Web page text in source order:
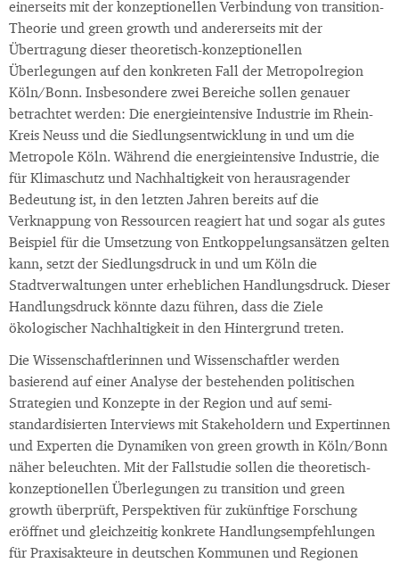
einerseits mit der konzeptionellen Verbindung von transition-
Theorie und green growth und andererseits mit der
Übertragung dieser theoretisch-konzeptionellen
Überlegungen auf den konkreten Fall der Metropolregion
Köln/Bonn. Insbesondere zwei Bereiche sollen genauer
betrachtet werden: Die energieintensive Industrie im Rhein-
Kreis Neuss und die Siedlungsentwicklung in und um die
Metropole Köln. Während die energieintensive Industrie, die
für Klimaschutz und Nachhaltigkeit von herausragender
Bedeutung ist, in den letzten Jahren bereits auf die
Verknappung von Ressourcen reagiert hat und sogar als gutes
Beispiel für die Umsetzung von Entkoppelungsansätzen gelten
kann, setzt der Siedlungsdruck in und um Köln die
Stadtverwaltungen unter erheblichen Handlungsdruck. Dieser
Handlungsdruck könnte dazu führen, dass die Ziele
ökologischer Nachhaltigkeit in den Hintergrund treten.
Die Wissenschaftlerinnen und Wissenschaftler werden
basierend auf einer Analyse der bestehenden politischen
Strategien und Konzepte in der Region und auf semi-
standardisierten Interviews mit Stakeholdern und Expertinnen
und Experten die Dynamiken von green growth in Köln/Bonn
näher beleuchten. Mit der Fallstudie sollen die theoretisch-
konzeptionellen Überlegungen zu transition und green
growth überprüft, Perspektiven für zukünftige Forschung
eröffnet und gleichzeitig konkrete Handlungsempfehlungen
für Praxisakteure in deutschen Kommunen und Regionen